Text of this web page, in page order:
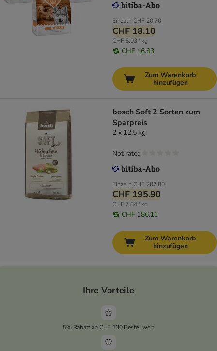
Einzeln CHF 20.70
CHF 18.10
CHF 6.03 / kg
CHF 16.83
Zum Warenkorb
hinzufügen
bosch Soft 2 Sorten zum
Sparpreis
2 x 12,5 kg
Einzeln CHF 202.80
CHF 195.90
CHF 7.84 / kg
CHF 186.11
Not rated
Zum Warenkorb
hinzufügen
Ihre Vorteile
5% Rabatt ab CHF 130 Bestellwert